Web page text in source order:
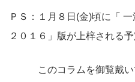
ＰＳ：１月８日(金)頃に「
２０１６」版が上梓される予
このコラムを御覧戴いて